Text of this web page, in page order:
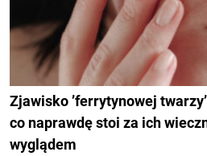
Zjawisko ’ferrytynowej
co naprawdę stoi za ich
wyglądem